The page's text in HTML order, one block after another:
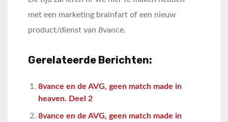
met een marketing brainfart of een nieuw
product/dienst van 8vance.
Gerelateerde Berichten:
8vance en de AVG, geen match made in
heaven. Deel 2
8vance en de AVG, geen match made in